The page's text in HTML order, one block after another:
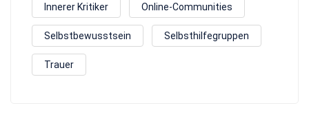
Innerer Kritiker Online-Communities
Selbstbewusstsein Selbsthilfegruppen
Trauer